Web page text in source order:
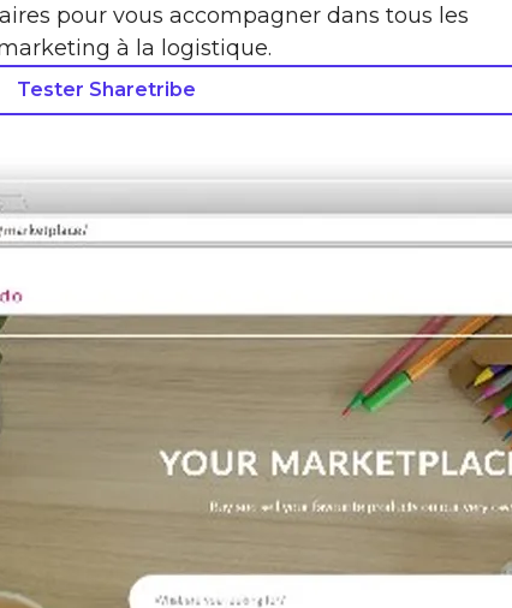
pour vous accompagner dans tous les
à la logistique.
Tester Sharetribe